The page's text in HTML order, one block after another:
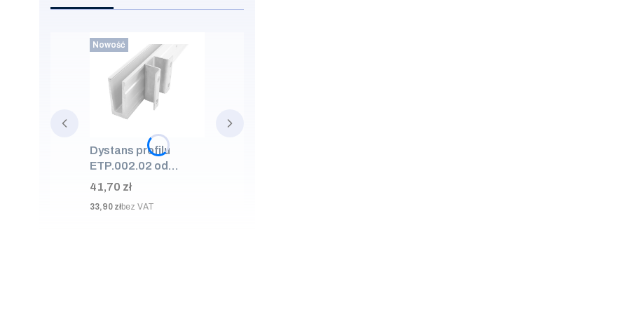
Nowość
Dystans profilu
ETP.002.02 od
ściany 50mm, AISI
304, SUROWA
Cena
41,70 zł
Cena
33,90 złbez VAT